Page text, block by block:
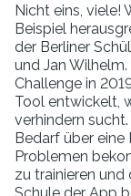
Nicht eins, viele!
Beispiel
der Berliner
und Jan
Challenge in
Tool entwickelt,
verhindern
Bedarf über
Problemen
zu trainieren und
Schule der App